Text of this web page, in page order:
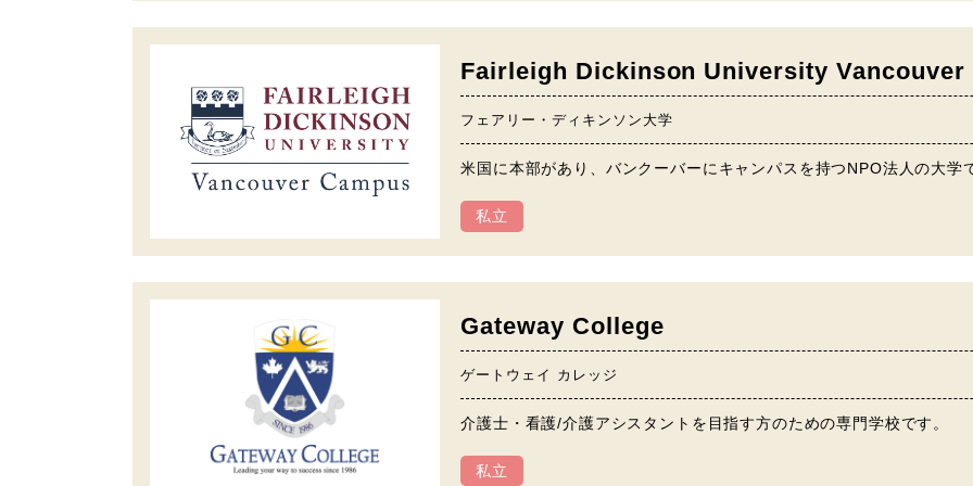
Fairleigh Dickinson University Vancouver
フェアリー・ディキンソン大学
米国に本部があり、バンクーバーにキャンパスを持つNPO法人の大学
私立
Gateway College
ゲートウェイ カレッジ
介護士・看護/介護アシスタントを目指す方のための専門学校です。
私立